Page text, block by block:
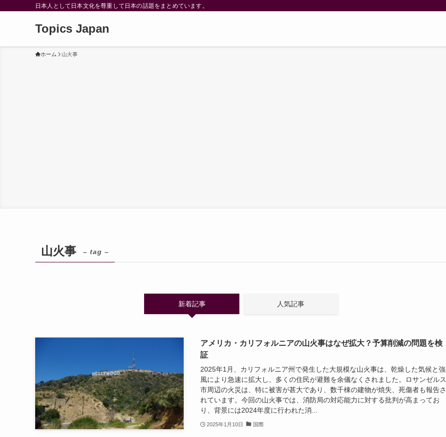
日本人として日本文化を尊重して日本の話題をまとめています。
Topics Japan
ホーム 山火事
山火事 – tag –
新着記事 人気記事
アメリカ・カリフォルニアの山火事はなぜ拡大？予算削減の問題を検
証
2025年1月、カリフォルニア州で発生した大規模な山火事は、乾燥した気候と強
風により急速に拡大し、多くの住民が避難を余儀なくされました。ロサンゼルス
市周辺の火災は、特に被害が甚大であり、数千棟の建物が焼失、死傷者も報告さ
れています。今回の山火事では、消防局の対応能力に対する批判が高まってお
り、背景には2024年度に行われた消...
2025年1月10日 国際